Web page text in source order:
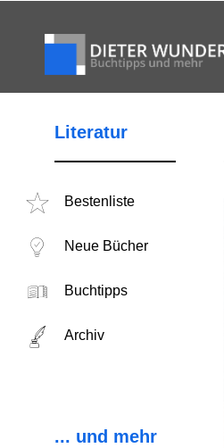
Literatur
Bestenliste
Neue Bücher
Buchtipps
Archiv
... und mehr